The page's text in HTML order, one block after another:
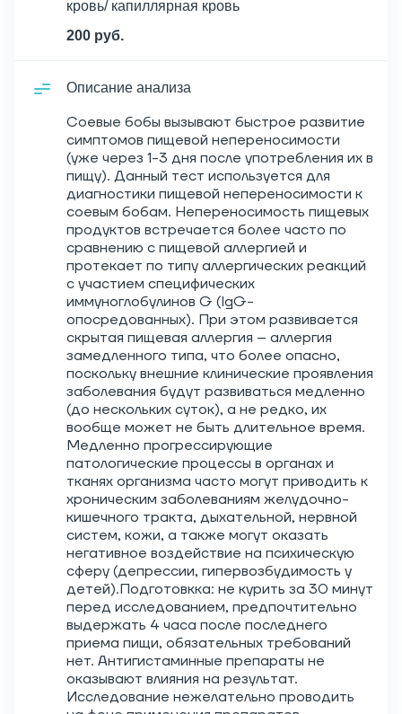
кровь/ капиллярная кровь
200 руб.
Описание анализа
Соевые бобы вызывают быстрое развитие
симптомов пищевой непереносимости
(уже через 1-3 дня после употребления их в
пищу). Данный тест используется для
диагностики пищевой непереносимости к
соевым бобам. Непереносимость пищевых
продуктов встречается более часто по
сравнению с пищевой аллергией и
протекает по типу аллергических реакций
с участием специфических
иммуноглобулинов G (IgG-
опосредованных). При этом развивается
скрытая пищевая аллергия – аллергия
замедленного типа, что более опасно,
поскольку внешние клинические проявления
заболевания будут развиваться медленно
(до нескольких суток), а не редко, их
вообще может не быть длительное время.
Медленно прогрессирующие
патологические процессы в органах и
тканях организма часто могут приводить к
хроническим заболеваниям желудочно-
кишечного тракта, дыхательной, нервной
систем, кожи, а также могут оказать
негативное воздействие на психическую
сферу (депрессии, гипервозбудимость у
детей).Подготовкка: не курить за 30 минут
перед исследованием, предпочтительно
выдержать 4 часа после последнего
приема пищи, обязательных требований
нет. Антигистаминные препараты не
оказывают влияния на результат.
Исследование нежелательно проводить